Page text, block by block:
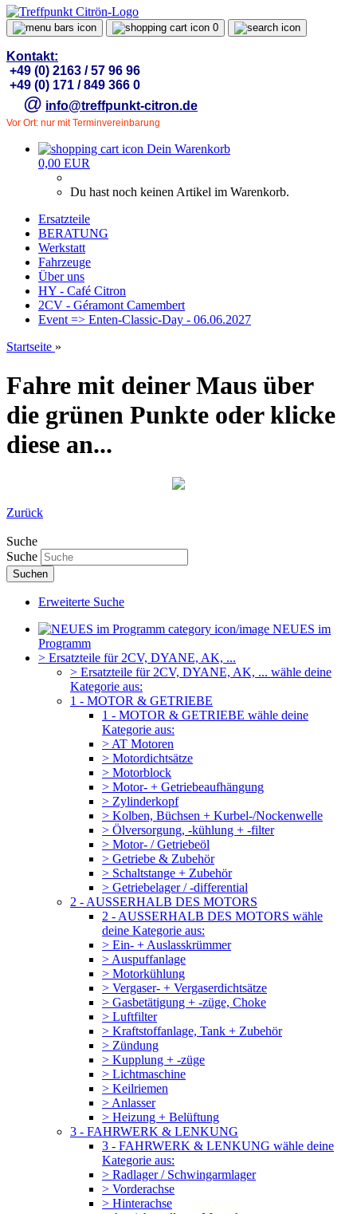
0
Kontakt:
+49 (0) 2163 / 57 96 96
+49 (0) 171 / 849 366 0
@ info@treffpunkt-citron.de
Vor Ort: nur mit Terminvereinbarung
Dein Warenkorb
0,00 EUR
Du hast noch keinen Artikel im Warenkorb.
Ersatzteile
BERATUNG
Werkstatt
Fahrzeuge
Über uns
HY - Café Citron
2CV - Géramont Camembert
Event => Enten-Classic-Day - 06.06.2027
Startseite »
Fahre mit deiner Maus über
die grünen Punkte oder klicke
diese an...
Zurück
Suche
Suche
Suchen
Erweiterte Suche
NEUES im
Programm
> Ersatzteile für 2CV, DYANE, AK, ...
> Ersatzteile für 2CV, DYANE, AK, ... wähle deine
Kategorie aus:
1 - MOTOR & GETRIEBE
1 - MOTOR & GETRIEBE wähle deine
Kategorie aus:
> AT Motoren
> Motordichtsätze
> Motorblock
> Motor- + Getriebeaufhängung
> Zylinderkopf
> Kolben, Büchsen + Kurbel-/Nockenwelle
> Ölversorgung, -kühlung + -filter
> Motor- / Getriebeöl
> Getriebe & Zubehör
> Schaltstange + Zubehör
> Getriebelager / -differential
2 - AUSSERHALB DES MOTORS
2 - AUSSERHALB DES MOTORS wähle
deine Kategorie aus:
> Ein- + Auslasskrümmer
> Auspuffanlage
> Motorkühlung
> Vergaser- + Vergaserdichtsätze
> Gasbetätigung + -züge, Choke
> Luftfilter
> Kraftstoffanlage, Tank + Zubehör
> Zündung
> Kupplung + -züge
> Lichtmaschine
> Keilriemen
> Anlasser
> Heizung + Belüftung
3 - FAHRWERK & LENKUNG
3 - FAHRWERK & LENKUNG wähle deine
Kategorie aus:
> Radlager / Schwingarmlager
> Vorderachse
> Hinterachse